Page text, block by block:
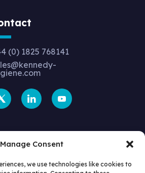
Manage Consent
we use technologies like cookies to
(0) 1825 768141